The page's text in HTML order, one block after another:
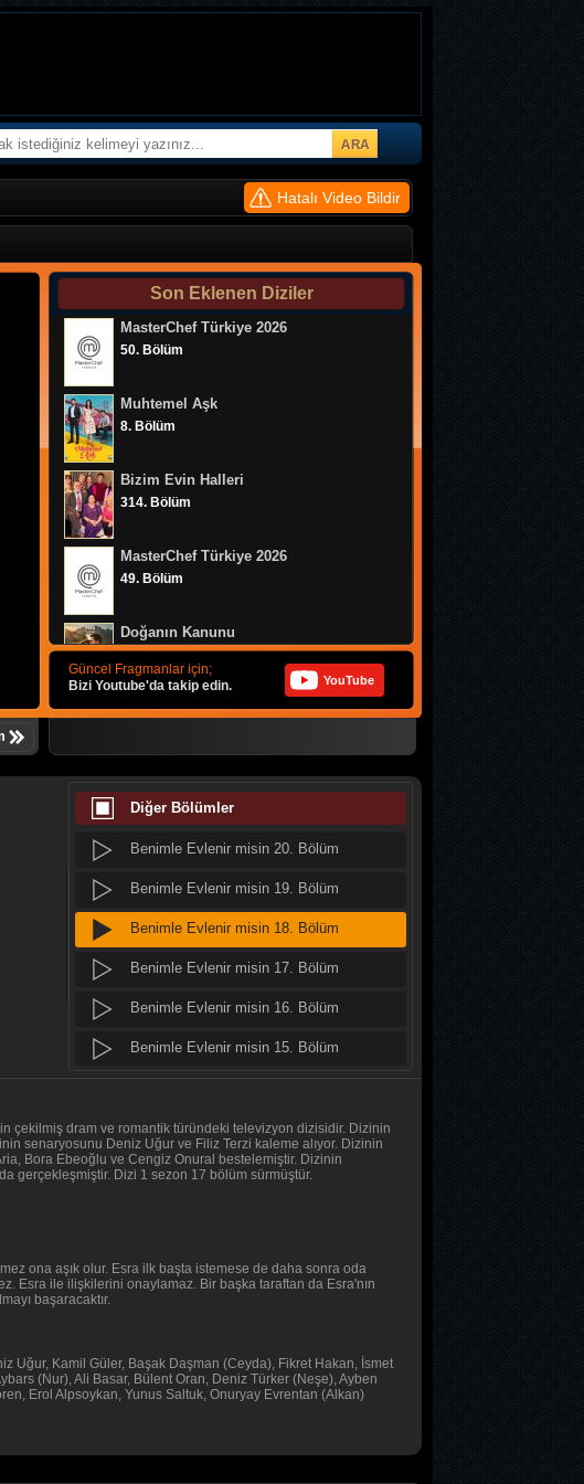
Hatalı Video Bildir
Son Eklenen Diziler
MasterChef Türkiye 2026
50. Bölüm
Muhtemel Aşk
8. Bölüm
Bizim Evin Halleri
314. Bölüm
MasterChef Türkiye 2026
49. Bölüm
Doğanın Kanunu
9. Bölüm
MasterChef Türkiye 2026
47. Bölüm
8. Bölüm
MasterChef Türkiye 2026
46. Bölüm
Daha 17
Her Şey Mümkün
2. Bölüm
MasterChef Türkiye 2026
Güncel Fragmanlar için;
Bizi Youtube'da takip edin.
YouTube
Diğer Bölümler
Benimle Evlenir misin 33. Bölüm
Benimle Evlenir misin 31. Bölüm
Benimle Evlenir misin 27. Bölüm
Benimle Evlenir misin 25. Bölüm
Benimle Evlenir misin 24. Bölüm
Benimle Evlenir misin 21. Bölüm
Benimle Evlenir misin 20. Bölüm
Benimle Evlenir misin 19. Bölüm
Benimle Evlenir misin 18. Bölüm
Benimle Evlenir misin 17. Bölüm
Benimle Evlenir misin 16. Bölüm
Benimle Evlenir misin 15. Bölüm
Benimle Evlenir misin 13. Bölüm
Benimle Evlenir misin 12. Bölüm
Benimle Evlenir misin 9. Bölüm
Benimle Evlenir misin 7. Bölüm
Benimle Evlenir misin 6. Bölüm
çekilmiş dram ve romantik türündeki televizyon dizisidir. Dizinin
senaryosunu Deniz Uğur ve Filiz Terzi kaleme alıyor. Dizinin
Bora Ebeoğlu ve Cengiz Onural bestelemiştir. Dizinin
gerçekleşmiştir. Dizi 1 sezon 17 bölüm sürmüştür.
ona aşık olur. Esra ilk başta istemese de daha sonra oda
Esra ile ilişkilerini onaylamaz. Bir başka taraftan da Esra'nın
başaracaktır.
Uğur, Kamil Güler, Başak Daşman (Ceyda), Fikret Hakan, İsmet
(Nur), Ali Basar, Bülent Oran, Deniz Türker (Neşe), Ayben
Erol Alpsoykan, Yunus Saltuk, Onuryay Evrentan (Alkan)